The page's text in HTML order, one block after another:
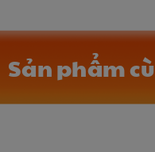
Sản phẩm